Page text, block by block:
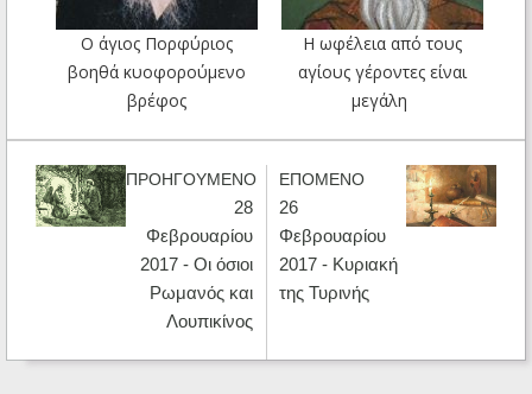
Ο άγιος Πορφύριος
βοηθά κυοφορούμενο
βρέφος
Η ωφέλεια από τους
αγίους γέροντες είναι
μεγάλη
ΠΡΟΗΓΟΥΜΕΝΟ
28
Φεβρουαρίου
2017 - Οι όσιοι
Ρωμανός και
Λουπικίνος
ΕΠΟΜΕΝΟ
26
Φεβρουαρίου
2017 - Κυριακή
της Τυρινής